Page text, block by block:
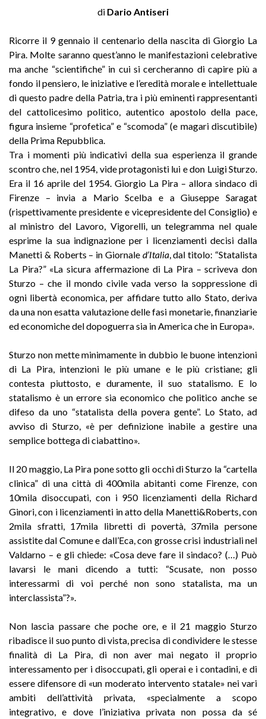
di Dario Antiseri
Ricorre il 9 gennaio il centenario della nascita di Giorgio La
Pira. Molte saranno quest’anno le manifestazioni celebrative
ma anche “scientifiche” in cui si cercheranno di capire più a
fondo il pensiero, le iniziative e l’eredità morale e intellettuale
di questo padre della Patria, tra i più eminenti rappresentanti
del cattolicesimo politico, autentico apostolo della pace,
figura insieme “profetica” e “scomoda” (e magari discutibile)
della Prima Repubblica.
Tra i momenti più indicativi della sua esperienza il grande
scontro che, nel 1954, vide protagonisti lui e don Luigi Sturzo.
Era il 16 aprile del 1954. Giorgio La Pira – allora sindaco di
Firenze – invia a Mario Scelba e a Giuseppe Saragat
(rispettivamente presidente e vicepresidente del Consiglio) e
al ministro del Lavoro, Vigorelli, un telegramma nel quale
esprime la sua indignazione per i licenziamenti decisi dalla
Manetti & Roberts – in Giornale d’Italia, dal titolo: “Statalista
La Pira?” «La sicura affermazione di La Pira – scriveva don
Sturzo – che il mondo civile vada verso la soppressione di
ogni libertà economica, per affidare tutto allo Stato, deriva
da una non esatta valutazione delle fasi monetarie, finanziarie
ed economiche del dopoguerra sia in America che in Europa».
Sturzo non mette minimamente in dubbio le buone intenzioni
di La Pira, intenzioni le più umane e le più cristiane; gli
contesta piuttosto, e duramente, il suo statalismo. E lo
statalismo è un errore sia economico che politico anche se
difeso da uno “statalista della povera gente”. Lo Stato, ad
avviso di Sturzo, «è per definizione inabile a gestire una
semplice bottega di ciabattino».
Il 20 maggio, La Pira pone sotto gli occhi di Sturzo la “cartella
clinica” di una città di 400mila abitanti come Firenze, con
10mila disoccupati, con i 950 licenziamenti della Richard
Ginori, con i licenziamenti in atto della Manetti&Roberts, con
2mila sfratti, 17mila libretti di povertà, 37mila persone
assistite dal Comune e dall’Eca, con grosse crisi industriali nel
Valdarno – e gli chiede: «Cosa deve fare il sindaco? (…) Può
lavarsi le mani dicendo a tutti: “Scusate, non posso
interessarmi di voi perché non sono statalista, ma un
interclassista”?».
Non lascia passare che poche ore, e il 21 maggio Sturzo
ribadisce il suo punto di vista, precisa di condividere le stesse
finalità di La Pira, di non aver mai negato il proprio
interessamento per i disoccupati, gli operai e i contadini, e di
essere difensore di «un moderato intervento statale» nei vari
ambiti dell’attività privata, «specialmente a scopo
integrativo, e dove l’iniziativa privata non possa da sé